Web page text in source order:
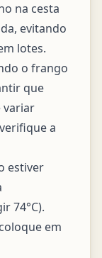
na cesta
evitando
lotes.
o frango
que
variar
a
estiver
74°C).
em